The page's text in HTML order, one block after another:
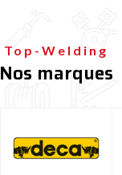
Top-Welding
Nos marques